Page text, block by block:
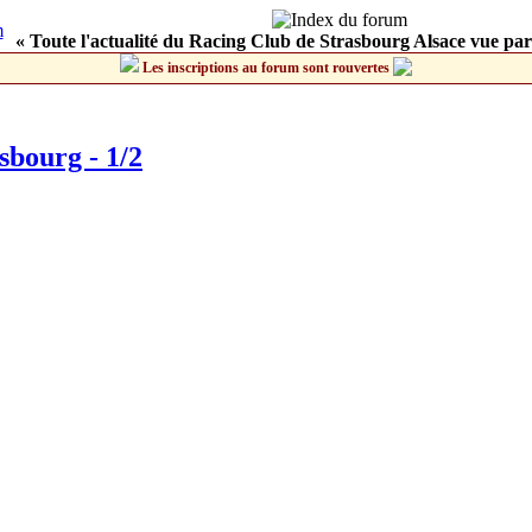
« Toute l'actualité du Racing Club de Strasbourg Alsace vue
Les inscriptions au forum sont rouvertes
- 1/2